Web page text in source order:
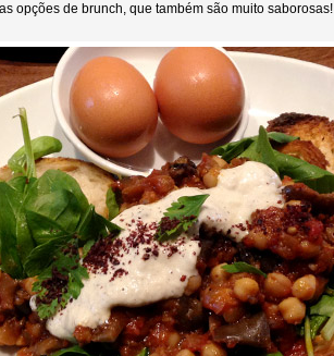
opções de brunch, que também são muito saborosas!